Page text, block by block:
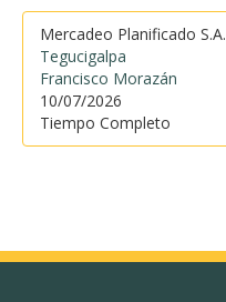
Mercadeo Planificado S.A.
Tegucigalpa
Francisco Morazán
10/07/2026
Tiempo Completo